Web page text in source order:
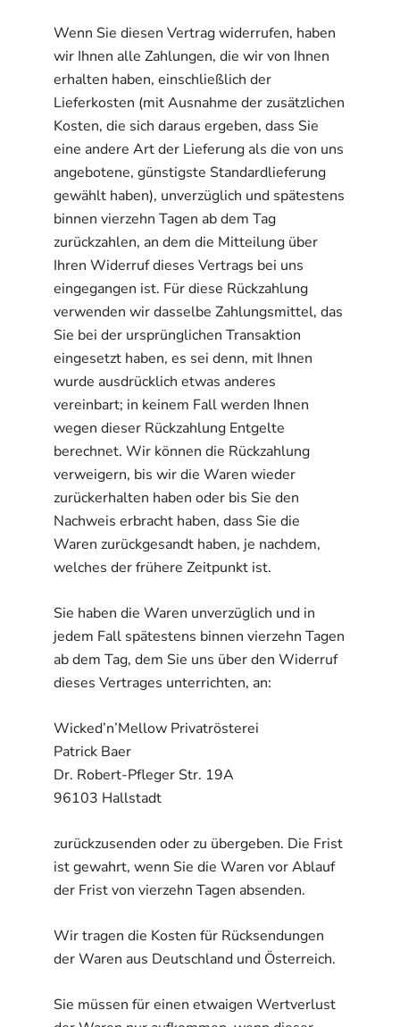
Wenn Sie diesen Vertrag widerrufen, haben
wir Ihnen alle Zahlungen, die wir von Ihnen
erhalten haben, einschließlich der
Lieferkosten (mit Ausnahme der zusätzlichen
Kosten, die sich daraus ergeben, dass Sie
eine andere Art der Lieferung als die von uns
angebotene, günstigste Standardlieferung
gewählt haben), unverzüglich und spätestens
binnen vierzehn Tagen ab dem Tag
zurückzahlen, an dem die Mitteilung über
Ihren Widerruf dieses Vertrags bei uns
eingegangen ist. Für diese Rückzahlung
verwenden wir dasselbe Zahlungsmittel, das
Sie bei der ursprünglichen Transaktion
eingesetzt haben, es sei denn, mit Ihnen
wurde ausdrücklich etwas anderes
vereinbart; in keinem Fall werden Ihnen
wegen dieser Rückzahlung Entgelte
berechnet. Wir können die Rückzahlung
verweigern, bis wir die Waren wieder
zurückerhalten haben oder bis Sie den
Nachweis erbracht haben, dass Sie die
Waren zurückgesandt haben, je nachdem,
welches der frühere Zeitpunkt ist.
Sie haben die Waren unverzüglich und in
jedem Fall spätestens binnen vierzehn Tagen
ab dem Tag, dem Sie uns über den Widerruf
dieses Vertrages unterrichten, an:
Wicked’n’Mellow Privatrösterei
Patrick Baer
Dr. Robert-Pfleger Str. 19A
96103 Hallstadt
zurückzusenden oder zu übergeben. Die Frist
ist gewahrt, wenn Sie die Waren vor Ablauf
der Frist von vierzehn Tagen absenden.
Wir tragen die Kosten für Rücksendungen
der Waren aus Deutschland und Österreich.
Sie müssen für einen etwaigen Wertverlust